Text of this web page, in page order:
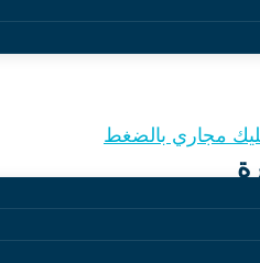
مجاري بالضغط
الصرف الصحي والمجاري من